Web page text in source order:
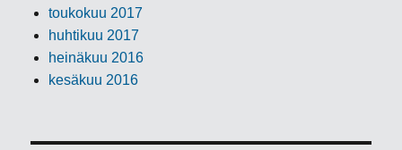
toukokuu 2017
huhtikuu 2017
heinäkuu 2016
kesäkuu 2016